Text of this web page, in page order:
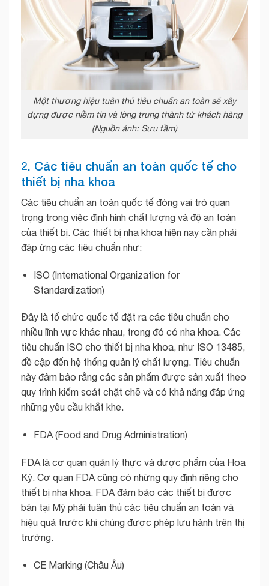
Một thương hiệu tuân thủ tiêu chuẩn an toàn sẽ xây
dựng được niềm tin và lòng trung thành từ khách hàng
(Nguồn ảnh: Sưu tầm)
2. Các tiêu chuẩn an toàn quốc tế cho
thiết bị nha khoa
Các tiêu chuẩn an toàn quốc tế đóng vai trò quan
trọng trong việc định hình chất lượng và độ an toàn
của thiết bị. Các thiết bị nha khoa hiện nay cần phải
đáp ứng các tiêu chuẩn như:
ISO (International Organization for
Standardization)
Đây là tổ chức quốc tế đặt ra các tiêu chuẩn cho
nhiều lĩnh vực khác nhau, trong đó có nha khoa. Các
tiêu chuẩn ISO cho thiết bị nha khoa, như ISO 13485,
đề cập đến hệ thống quản lý chất lượng. Tiêu chuẩn
này đảm bảo rằng các sản phẩm được sản xuất theo
quy trình kiểm soát chặt chẽ và có khả năng đáp ứng
những yêu cầu khắt khe.
FDA (Food and Drug Administration)
FDA là cơ quan quản lý thực và dược phẩm của Hoa
Kỳ. Cơ quan FDA cũng có những quy định riêng cho
thiết bị nha khoa. FDA đảm bảo các thiết bị được
bán tại Mỹ phải tuân thủ các tiêu chuẩn an toàn và
hiệu quả trước khi chúng được phép lưu hành trên thị
trường.
CE Marking (Châu Âu)